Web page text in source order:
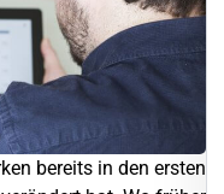
bereits in den ersten